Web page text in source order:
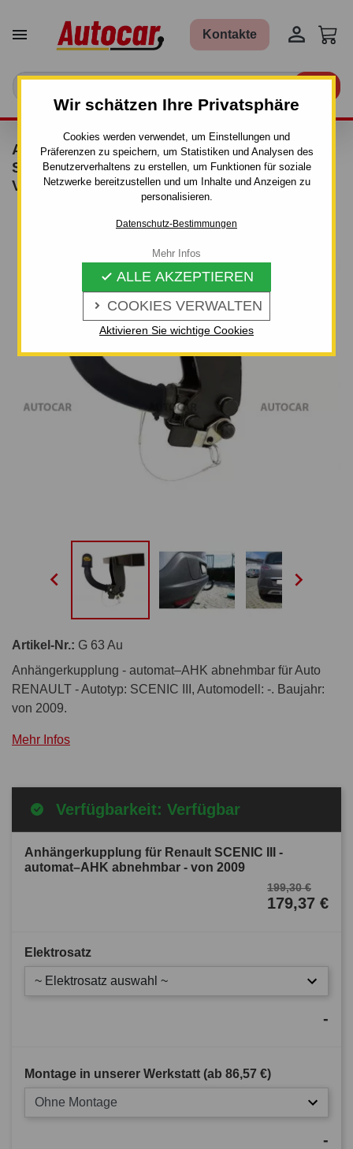
Wir schätzen Ihre Privatsphäre
Cookies werden verwendet, um Einstellungen und
Präferenzen zu speichern, um Statistiken und Analysen des
Benutzerverhaltens zu erstellen, um Funktionen für soziale
Netzwerke bereitzustellen und um Inhalte und Anzeigen zu
personalisieren.
Datenschutz-Bestimmungen
 COOKIES VERWALTEN
 ALLE AKZEPTIEREN
Aktivieren Sie wichtige Cookies
Mehr Infos
 Kontakte 
ANHÄNGERKUPPLUNG FÜR RENAULT
SCENIC III - AUTOMAT–AHK ABNEHMBAR -
VON 2009
 
Artikel-Nr.: G 63 Au
Anhängerkupplung - automat–AHK abnehmbar für Auto
RENAULT - Autotyp: SCENIC III, Automodell: -. Baujahr:
von 2009.
Mehr Infos
Verfügbarkeit: Verfügbar
Anhängerkupplung für Renault SCENIC III -
automat–AHK abnehmbar - von 2009
199,30 €
179,37 €
Elektrosatz
~ Elektrosatz auswahl ~
-
Montage in unserer Werkstatt (ab 86,57 €)
Ohne Montage
-